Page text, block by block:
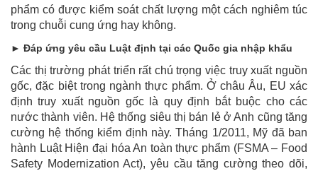
phẩm có được kiểm soát chất lượng một cách nghiêm túc
trong chuỗi cung ứng hay không.
► Đáp ứng yêu cầu Luật định tại các Quốc gia nhập khẩu
Các thị trường phát triển rất chú trọng việc truy xuất nguồn
gốc, đặc biệt trong ngành thực phẩm. Ở châu Âu, EU xác
định truy xuất nguồn gốc là quy định bắt buộc cho các
nước thành viên. Hệ thống siêu thị bán lẻ ở Anh cũng tăng
cường hệ thống kiểm định này. Tháng 1/2011, Mỹ đã ban
hành Luật Hiện đại hóa An toàn thực phẩm (FSMA – Food
Safety Modernization Act), yêu cầu tăng cường theo dõi,